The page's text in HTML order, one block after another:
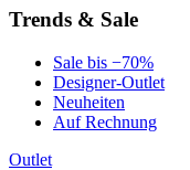
Trends & Sale
Sale bis −70%
Designer-Outlet
Neuheiten
Auf Rechnung
Outlet